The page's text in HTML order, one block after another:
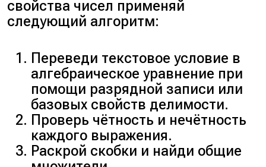
свойства чисел применяй
следующий алгоритм:
Переведи текстовое условие в
алгебраическое уравнение при
помощи разрядной записи или
базовых свойств делимости.
Проверь чётность и нечётность
каждого выражения.
Раскрой скобки и найди общие